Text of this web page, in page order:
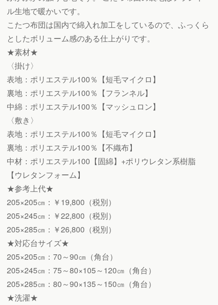
ン
個
ル生地で暖かいです。
こたつ布団は国内で綿入れ加工をしているので、ふっくら
としたボリューム感のある仕上がりです。
★素材★
〈掛け〉
表地：ポリエステル100％【短毛マイクロ】
裏地：ポリエステル100％【フランネル】
中綿：ポリエステル100％【マッシュロン】
〈敷き〉
表地：ポリエステル100％【短毛マイクロ】
裏地：ポリエステル100％【不織布】
中材：ポリエステル100【固綿】+ポリウレタン系樹脂
【ウレタンフォーム】
★参考上代★
205×205㎝：￥19,800（税別）
205×245㎝：￥22,800（税別）
205×285㎝：￥26,800（税別）
★対応台サイズ★
205×205㎝：70～90㎝（角台）
205×245㎝：75～80×105～120㎝（角台）
205×285㎝：80～90×135～150㎝（角台）
★洗濯★